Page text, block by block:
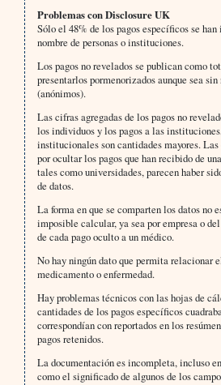
Problemas con Disclosure UK
Sólo el 48% de los pagos específicos se
nombre de personas o instituciones.
Los pagos no revelados se publican como
presentarlos pormenorizados aunque sea
(anónimos).
Las cifras agregadas de los pagos no
los individuos y los pagos a las
institucionales son cantidades mayores.
por ocultar los pagos que han recibido de
tales como universidades, parecen haber
de datos.
La forma en que se comparten los datos no
imposible calcular, ya sea por empresa o
de cada pago oculto a un médico.
No hay ningún dato que permita relacionar
medicamento o enfermedad.
Hay problemas técnicos con las hojas de
cantidades de los pagos específicos
correspondían con reportados en los
pagos retenidos.
La documentación es incompleta, incluso
como el significado de algunos de los